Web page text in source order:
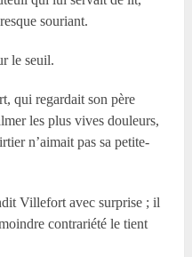
souriant.
le seuil.
qui regardait son père
les plus vives douleurs,
n’aimait pas sa petite-
Villefort avec surprise ; il
contrariété le tient